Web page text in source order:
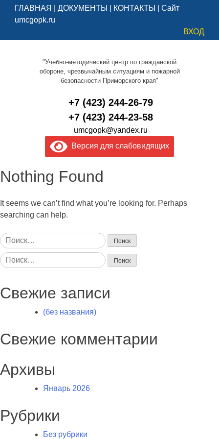
ГЛАВНАЯ ДОКУМЕНТЫ КОНТАКТЫ
Сайт
umcgopk.ru
ВХОД
"Учебно-методический центр по гражданской
обороне, чрезвычайным ситуациям и пожарной
безопасности Приморского края"
+7 (423) 244-26-79
+7 (423) 244-23-58
umcgopk@yandex.ru
Версия для слабовидящих
Nothing Found
It seems we can’t find what you’re looking for. Perhaps
searching can help.
Найти:
Найти:
Свежие записи
(без названия)
Свежие комментарии
Архивы
Январь 2026
Рубрики
Без рубрики